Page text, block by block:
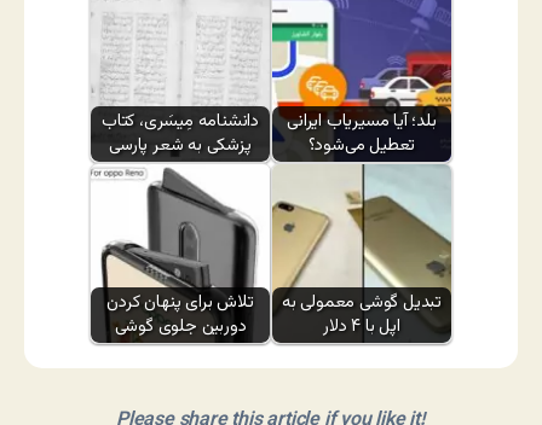
دانشنامه مِیسَری، کتاب
پزشکی به شعر پارسی
بلد؛ آیا مسیر‌یاب ایرانی
تعطیل می‌شود؟
تلاش برای پنهان کردن
دوربین جلوی گوشی
تبدیل گوشی معمولی به
اپل با ۴ دلار